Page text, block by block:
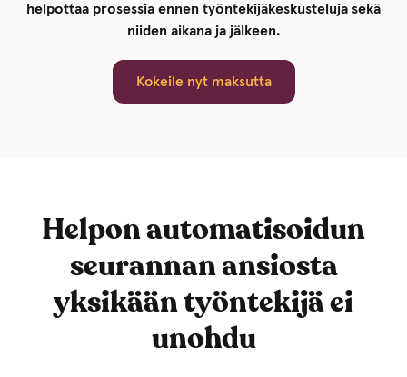
helpottaa prosessia ennen työntekijäkeskusteluja sekä
niiden aikana ja jälkeen.
Kokeile nyt maksutta
Helpon automatisoidun
seurannan ansiosta
yksikään työntekijä ei
unohdu